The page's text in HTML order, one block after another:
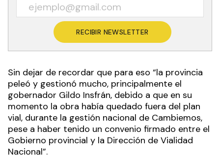
RECIBIR NEWSLETTER
Sin dejar de recordar que para eso “la provincia
peleó y gestionó mucho, principalmente el
gobernador Gildo Insfrán, debido a que en su
momento la obra había quedado fuera del plan
vial, durante la gestión nacional de Cambiemos,
pese a haber tenido un convenio firmado entre el
Gobierno provincial y la Dirección de Vialidad
Nacional”.